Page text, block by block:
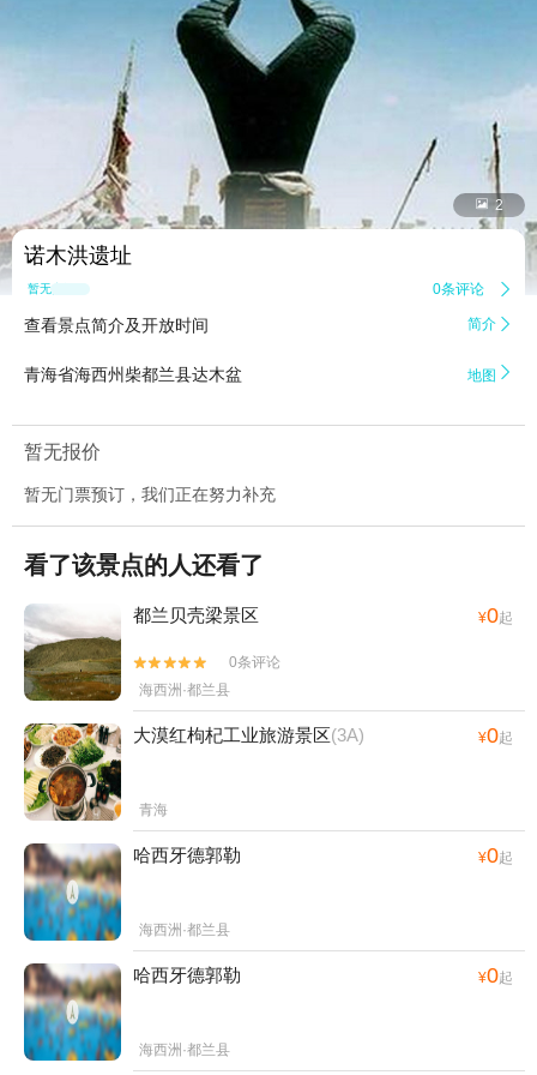
 2
诺木洪遗址
暂无点评 0条评论 
查看景点简介及开放时间 简介 
青海省海西州柴都兰县达木盆 地图 
暂无报价
暂无门票预订，我们正在努力补充
看了该景点的人还看了
都兰贝壳梁景区 ¥0起


0条评论
海西洲·都兰县
大漠红枸杞工业旅游景区(3A) ¥0起
青海
哈西牙德郭勒 ¥0起
海西洲·都兰县
哈西牙德郭勒 ¥0起
海西洲·都兰县